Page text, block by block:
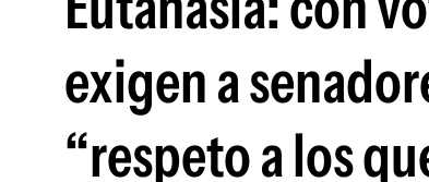
exigen a
“respeto a los